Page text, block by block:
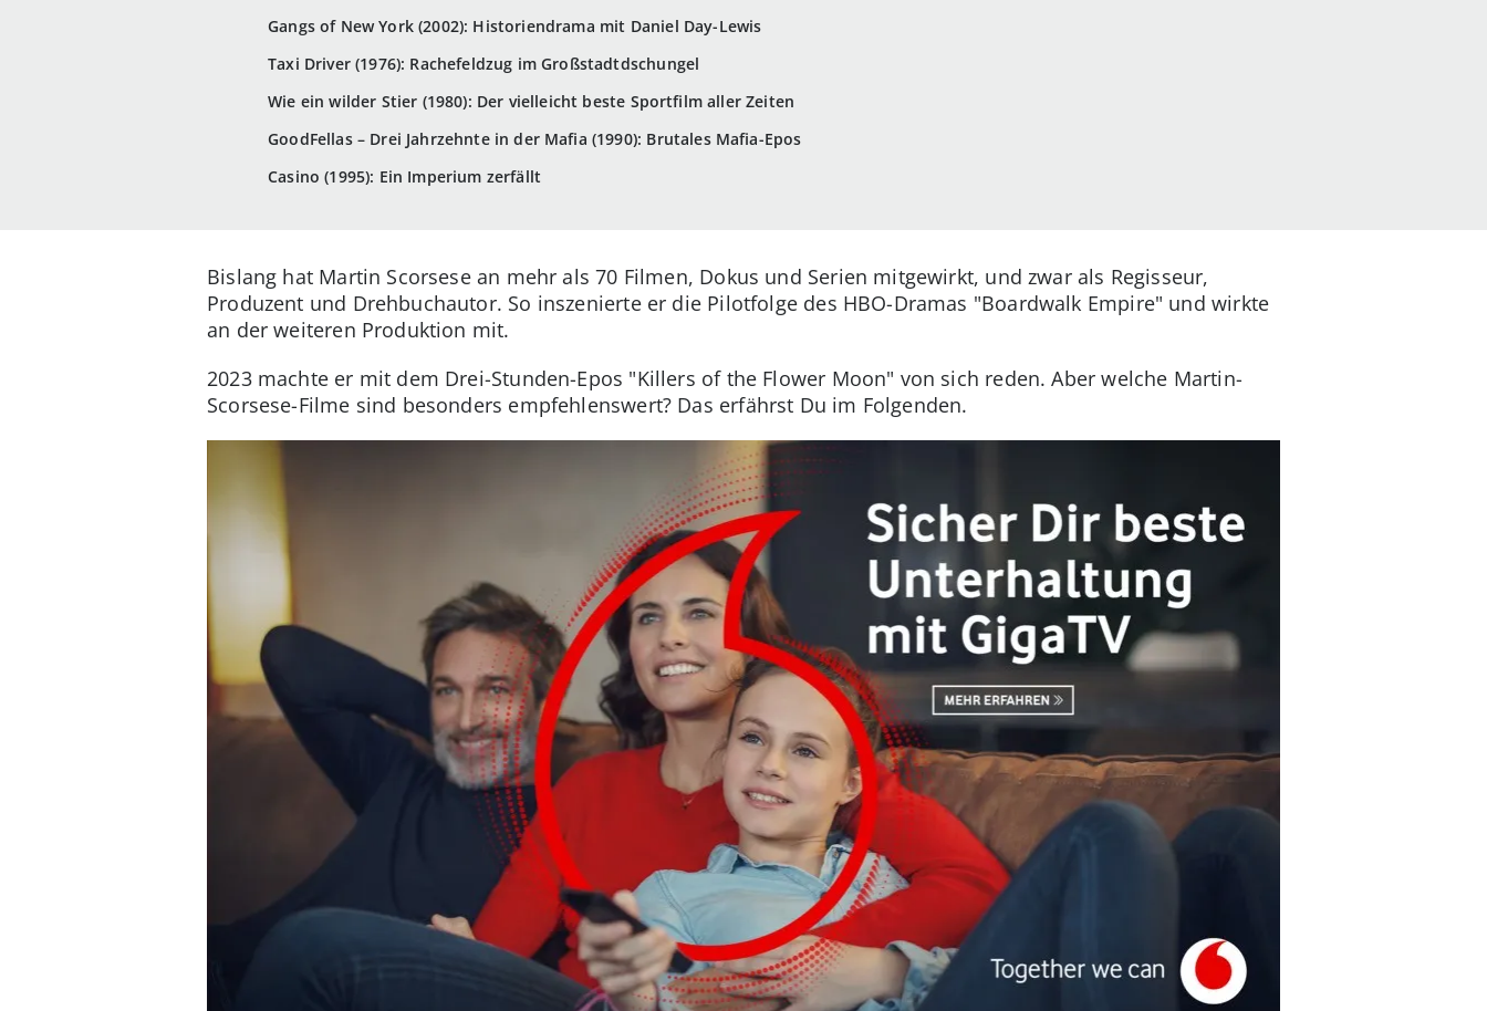
Gangs of New York (2002): Historiendrama mit Daniel Day-Lewis
Taxi Driver (1976): Rachefeldzug im Großstadtdschungel
Wie ein wilder Stier (1980): Der vielleicht beste Sportfilm aller Zeiten
GoodFellas – Drei Jahrzehnte in der Mafia (1990): Brutales Mafia-Epos
Casino (1995): Ein Imperium zerfällt
Bislang hat Martin Scorsese an mehr als 70 Filmen, Dokus und Serien mitgewirkt, und zwar als Regisseur,
Produzent und Drehbuchautor. So inszenierte er die Pilotfolge des HBO-Dramas "Boardwalk Empire" und wirkte
an der weiteren Produktion mit.
2023 machte er mit dem Drei-Stunden-Epos "Killers of the Flower Moon" von sich reden. Aber welche Martin-
Scorsese-Filme sind besonders empfehlenswert? Das erfährst Du im Folgenden.